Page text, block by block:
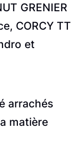
GRENIER
CORCY TT
et
arrachés
matière